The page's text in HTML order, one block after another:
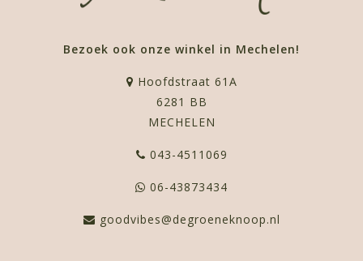
Bezoek ook onze winkel in Mechelen!
Hoofdstraat 61A
6281 BB
MECHELEN
043-4511069
06-43873434
goodvibes@degroeneknoop.nl